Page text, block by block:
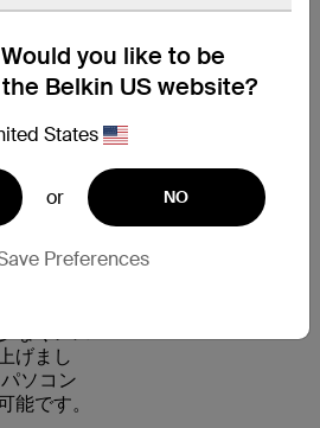
you like to be
Belkin US website?
States
or NO
Preferences
ス
た設計を
なくレス
げまし
ソコン
能です。